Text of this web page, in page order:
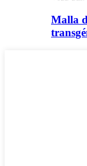
Malla